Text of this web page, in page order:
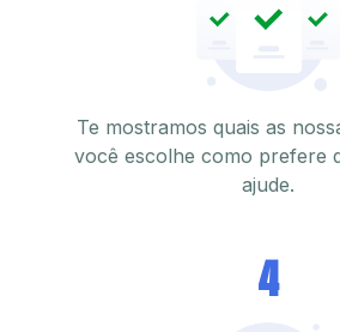
Te mostramos quais as
você escolhe como prefere
ajude.
4